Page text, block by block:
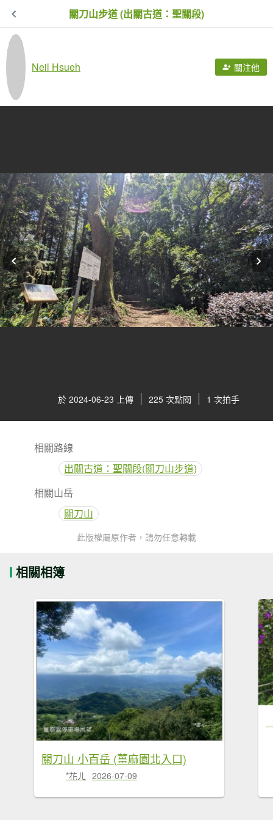
關刀山步道 (出關古道：聖關段)
Neil Hsueh 關注他
於 2024-06-23 上傳 225 次點閱 1 次拍手
相關路線
出關古道：聖關段(關刀山步道)
相關山岳
關刀山
此版權屬原作者，請勿任意轉載
相關相簿
關刀山 小百岳 (薑麻園北入口)
*花ㄦ 2026-07-09